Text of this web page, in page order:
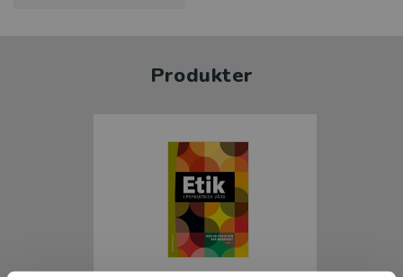
Produkter